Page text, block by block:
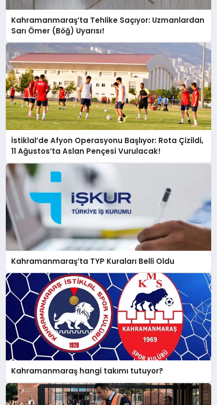
Kahramanmaraş’ta Tehlike Saçıyor: Uzmanlardan
Sarı Ömer (Böğ) Uyarısı!
İstiklal’de Afyon Operasyonu Başlıyor: Rota Çizildi,
11 Ağustos’ta Aslan Pençesi Vurulacak!
Kahramanmaraş’ta TYP Kuraları Belli Oldu
Kahramanmaraş hangi takımı tutuyor?